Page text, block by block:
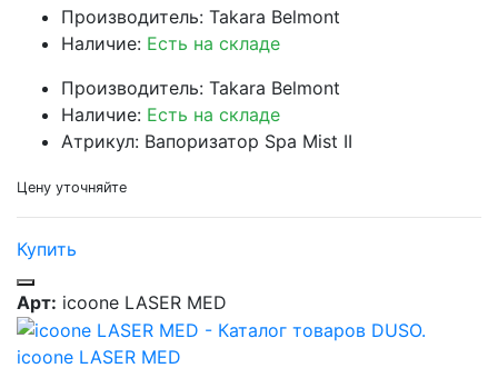
Производитель: Takara Belmont
Наличие: Есть на складе
Производитель: Takara Belmont
Наличие: Есть на складе
Атрикул: Вапоризатор Spa Mist II
Цену уточняйте
Купить
Арт: icoone LASER MED
icoone LASER MED